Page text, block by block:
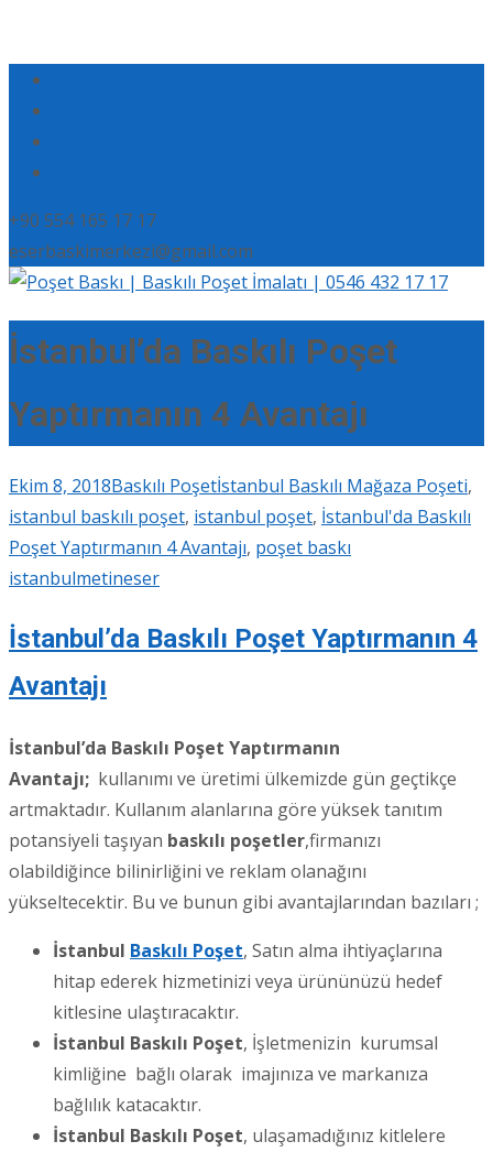
+90 554 165 17 17
eserbaskimerkezi@gmail.com
İstanbul’da Baskılı Poşet
Yaptırmanın 4 Avantajı
Ekim 8, 2018Baskılı Poşetİstanbul Baskılı Mağaza Poşeti,
istanbul baskılı poşet, istanbul poşet, İstanbul'da Baskılı
Poşet Yaptırmanın 4 Avantajı, poşet baskı
istanbulmetineser
İstanbul’da Baskılı Poşet Yaptırmanın 4
Avantajı
İstanbul’da Baskılı Poşet Yaptırmanın
Avantajı; kullanımı ve üretimi ülkemizde gün geçtikçe
artmaktadır. Kullanım alanlarına göre yüksek tanıtım
potansiyeli taşıyan baskılı poşetler,firmanızı
olabildiğince bilinirliğini ve reklam olanağını
yükseltecektir. Bu ve bunun gibi avantajlarından bazıları ;
İstanbul Baskılı Poşet, Satın alma ihtiyaçlarına
hitap ederek hizmetinizi veya ürününüzü hedef
kitlesine ulaştıracaktır.
İstanbul Baskılı Poşet, İşletmenizin kurumsal
kimliğine bağlı olarak imajınıza ve markanıza
bağlılık katacaktır.
İstanbul Baskılı Poşet, ulaşamadığınız kitlelere